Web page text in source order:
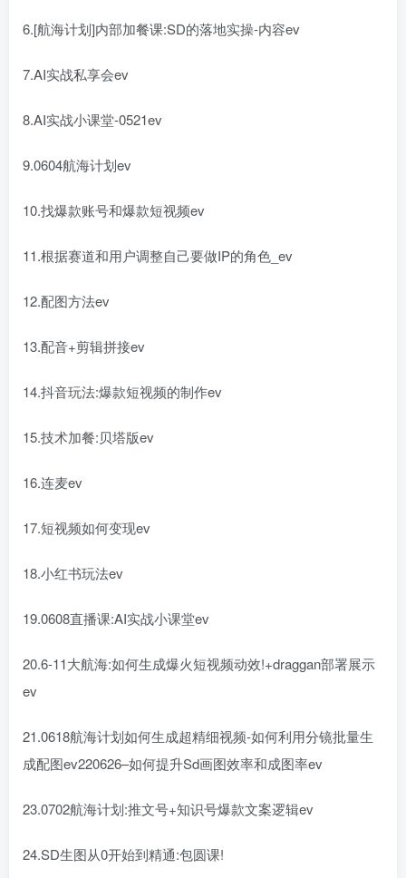
6.[航海计划]内部加餐课:SD的落地实操-内容ev
7.AI实战私享会ev
8.AI实战小课堂-0521ev
9.0604航海计划ev
10.找爆款账号和爆款短视频ev
11.根据赛道和用户调整自己要做IP的角色_ev
12.配图方法ev
13.配音+剪辑拼接ev
14.抖音玩法:爆款短视频的制作ev
15.技术加餐:贝塔版ev
16.连麦ev
17.短视频如何变现ev
18.小红书玩法ev
19.0608直播课:AI实战小课堂ev
20.6-11大航海:如何生成爆火短视频动效!+draggan部署展示
ev
21.0618航海计划如何生成超精细视频-如何利用分镜批量生
成配图ev220626–如何提升Sd画图效率和成图率ev
23.0702航海计划:推文号+知识号爆款文案逻辑ev
24.SD生图从0开始到精通:包圆课!